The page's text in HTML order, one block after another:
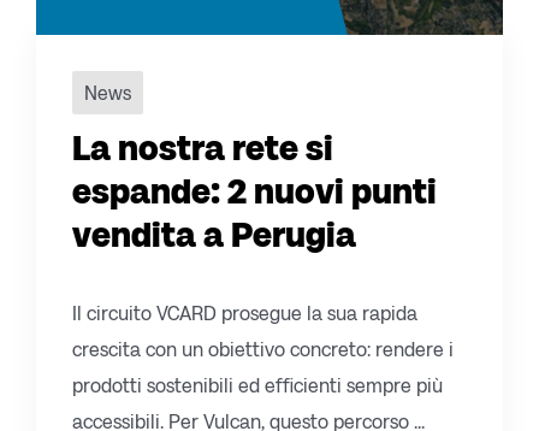
News
La nostra rete si
espande: 2 nuovi punti
vendita a Perugia
Il circuito VCARD prosegue la sua rapida
crescita con un obiettivo concreto: rendere i
prodotti sostenibili ed efficienti sempre più
accessibili. Per Vulcan, questo percorso ...